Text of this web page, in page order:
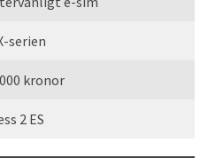
serien
kronor
2 ES